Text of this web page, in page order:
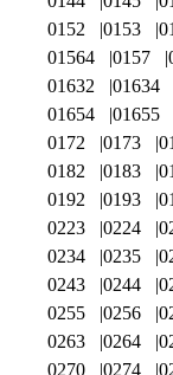
0152
0153
01564
0157
01632
01634
01654
01655
0172
0173
0182
0183
0192
0193
0223
0224
0234
0235
0243
0244
0255
0256
0263
0264
0270
0274